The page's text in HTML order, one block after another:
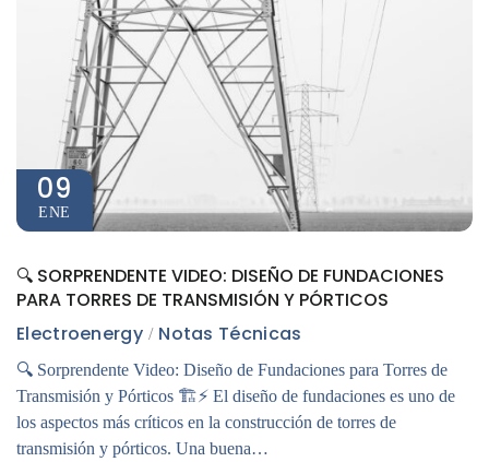
09
ENE
🔍 SORPRENDENTE VIDEO: DISEÑO DE FUNDACIONES
PARA TORRES DE TRANSMISIÓN Y PÓRTICOS
Electroenergy
Notas Técnicas
🔍 Sorprendente Video: Diseño de Fundaciones para Torres de
Transmisión y Pórticos 🏗️⚡ El diseño de fundaciones es uno de
los aspectos más críticos en la construcción de torres de
transmisión y pórticos. Una buena…